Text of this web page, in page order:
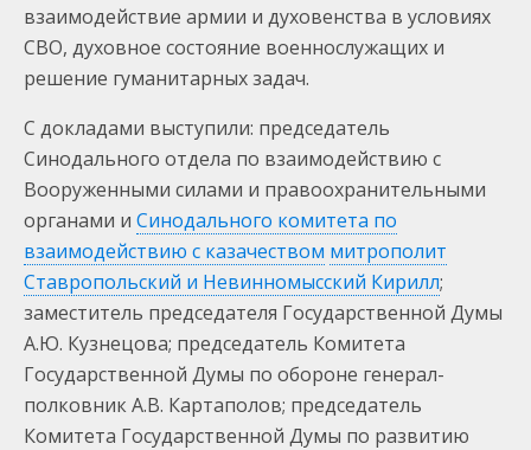
взаимодействие армии и духовенства в условиях
СВО, духовное состояние военнослужащих и
решение гуманитарных задач.
С докладами выступили: председатель
Синодального отдела по взаимодействию с
Вооруженными силами и правоохранительными
органами и Синодального комитета по
взаимодействию с казачеством митрополит
Ставропольский и Невинномысский Кирилл;
заместитель председателя Государственной Думы
А.Ю. Кузнецова; председатель Комитета
Государственной Думы по обороне генерал-
полковник А.В. Картаполов; председатель
Комитета Государственной Думы по развитию